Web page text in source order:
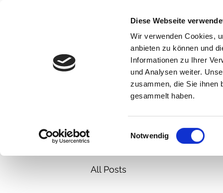
Diese Webseite
Wir verwenden Cookies,
anbieten zu können und
Informationen zu Ihrer
und Analysen weiter.
zusammen, die Sie ihnen
gesammelt haben.
Einwilligungsauswahl
Notwendig
AUTOR & TTRPG Designer
ÜBER MICH
All Posts